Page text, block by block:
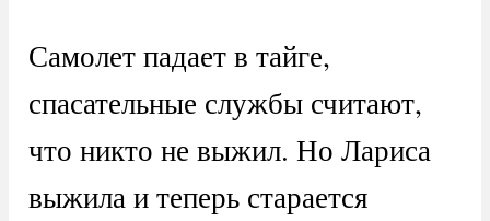
Самолет падает в тайге,
спасательные службы считают,
что никто не выжил. Но Лариса
выжила и теперь старается